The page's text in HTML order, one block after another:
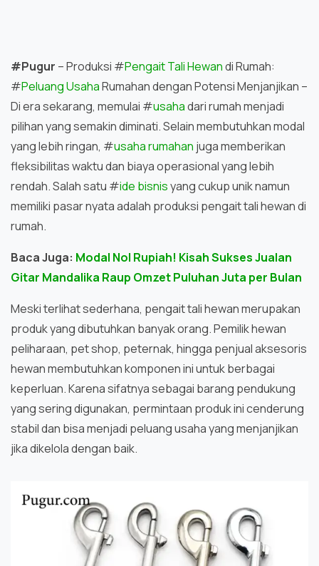
#Pugur – Produksi #Pengait Tali Hewandi Rumah:
#Peluang UsahaRumahan dengan Potensi Menjanjikan –
Di era sekarang, memulai #usahadari rumah menjadi
pilihan yang semakin diminati. Selain membutuhkan modal
yang lebih ringan, #usaha rumahan juga memberikan
fleksibilitas waktu dan biaya operasional yang lebih
rendah. Salah satu #ide bisnisyang cukup unik namun
memiliki pasar nyata adalah produksi pengait tali hewan di
rumah.
Baca Juga: Modal Nol Rupiah! Kisah Sukses Jualan
Gitar Mandalika Raup Omzet Puluhan Juta per Bulan
Meski terlihat sederhana, pengait tali hewan merupakan
produk yang dibutuhkan banyak orang. Pemilik hewan
peliharaan, pet shop, peternak, hingga penjual aksesoris
hewan membutuhkan komponen ini untuk berbagai
keperluan. Karena sifatnya sebagai barang pendukung
yang sering digunakan, permintaan produk ini cenderung
stabil dan bisa menjadi peluang usaha yang menjanjikan
jika dikelola dengan baik.